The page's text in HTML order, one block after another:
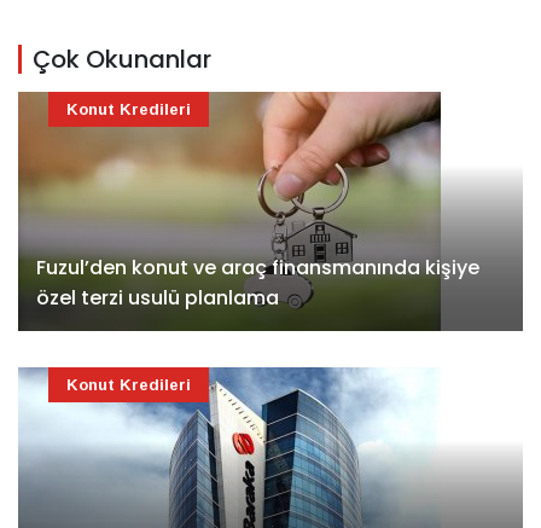
Çok Okunanlar
Fuzul’den konut ve araç finansmanında kişiye
özel terzi usulü planlama
Konut Kredileri
Konut Kredileri